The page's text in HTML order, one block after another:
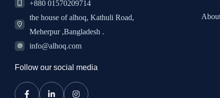
+880 01570209714
the house of alhoq, Kathuli Road,
Meherpur ,Bangladesh .
info@alhoq.com
Follow our social media